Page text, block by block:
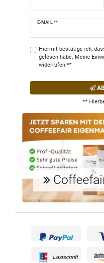
E-MAIL **
Newsletter
Hiermit bestätige ich,
gelesen habe. Meine
widerrufen.**
**